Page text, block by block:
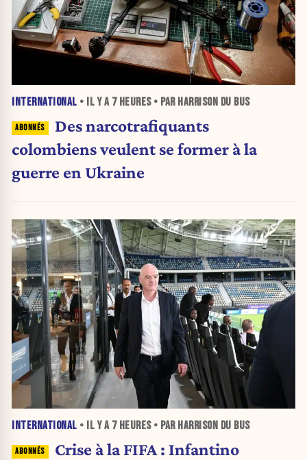
INTERNATIONAL • IL Y A 7 HEURES• PAR HARRISON DU BUS
Des narcotrafiquants
colombiens veulent se former à la
guerre en Ukraine
INTERNATIONAL • IL Y A 7 HEURES• PAR HARRISON DU BUS
Crise à la FIFA : Infantino